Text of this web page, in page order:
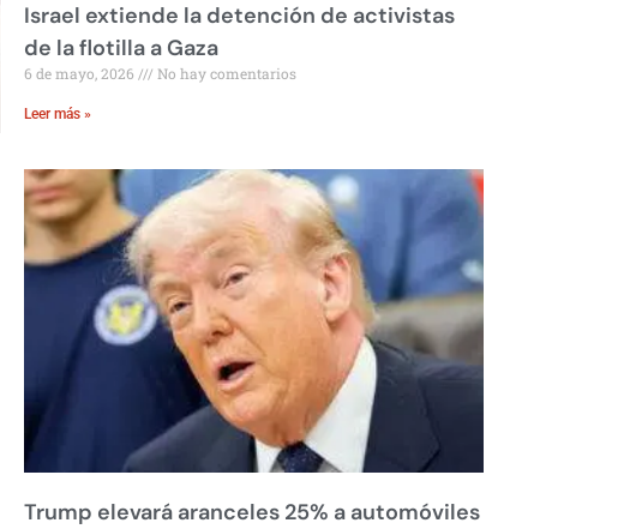
Israel extiende la detención de activistas
de la flotilla a Gaza
6 de mayo, 2026 No hay comentarios
Leer más »
Trump elevará aranceles 25% a automóviles